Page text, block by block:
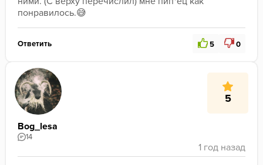
понравилось.😅
Ответить 5 0
5
Bog_lesa
14